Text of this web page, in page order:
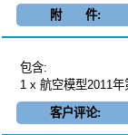
附 件:
包含:
1 x 航空模型2011年
客户评论: